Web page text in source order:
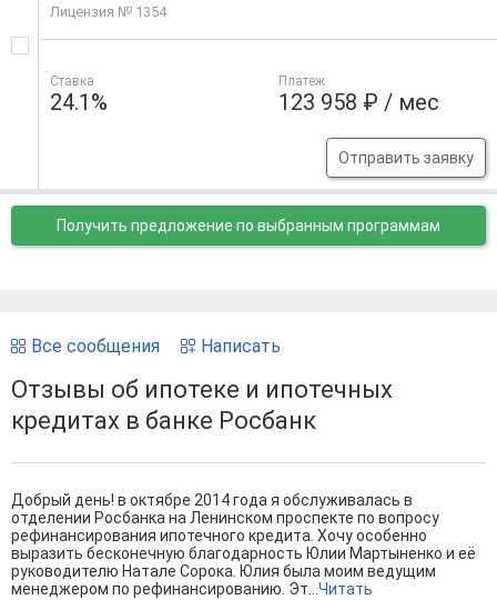
Лицензия № 1354
Ставка
24.1%
Платеж
123 958 ₽ / мес
Отправить заявку
Получить предложение по выбранным программам
Все сообщения Написать
Отзывы об ипотеке и ипотечных
кредитах в банке Росбанк
Добрый день! в октябре 2014 года я обслуживалась в
отделении Росбанка на Ленинском проспекте по вопросу
рефинансирования ипотечного кредита. Хочу особенно
выразить бесконечную благодарность Юлии Мартыненко и её
руководителю Натале Сорока. Юлия была моим ведущим
менеджером по рефинансированию. Эт...Читать